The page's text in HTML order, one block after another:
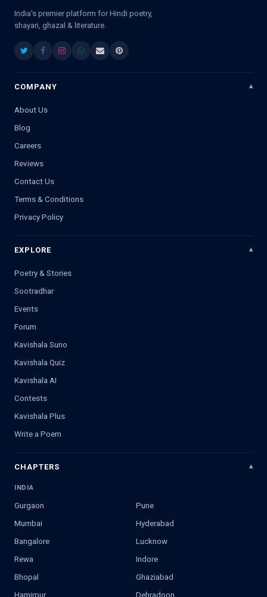
India's premier platform for Hindi poetry,
shayari, ghazal & literature.
COMPANY
About Us
Blog
Careers
Reviews
Contact Us
Terms & Conditions
Privacy Policy
EXPLORE
Poetry & Stories
Sootradhar
Events
Forum
Kavishala Suno
Kavishala Quiz
Kavishala AI
Contests
Kavishala Plus
Write a Poem
CHAPTERS
INDIA
Gurgaon
Pune
Mumbai
Hyderabad
Bangalore
Lucknow
Rewa
Indore
Bhopal
Ghaziabad
Hamirpur
Dehradoon